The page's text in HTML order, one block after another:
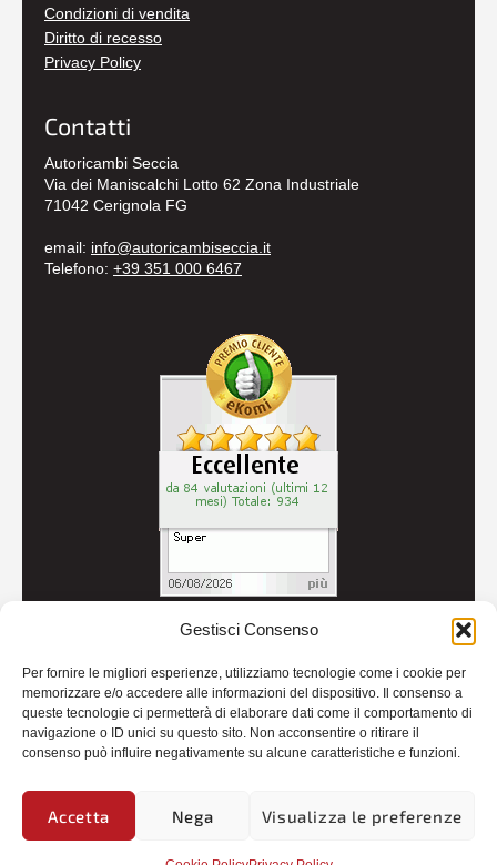
Gestisci Consenso
Per fornire le migliori esperienze, utilizziamo tecnologie come i cookie per
memorizzare e/o accedere alle informazioni del dispositivo. Il consenso a
queste tecnologie ci permetterà di elaborare dati come il comportamento di
navigazione o ID unici su questo sito. Non acconsentire o ritirare il
consenso può influire negativamente su alcune caratteristiche e funzioni.
Accetta Nega Visualizza le preferenze
Condizioni di vendita
Diritto di recesso
Privacy Policy
Contatti
Autoricambi Seccia
Via dei Maniscalchi Lotto 62 Zona Industriale
71042 Cerignola FG
email: info@autoricambiseccia.it
Telefono: +39 351 000 6467
Credits